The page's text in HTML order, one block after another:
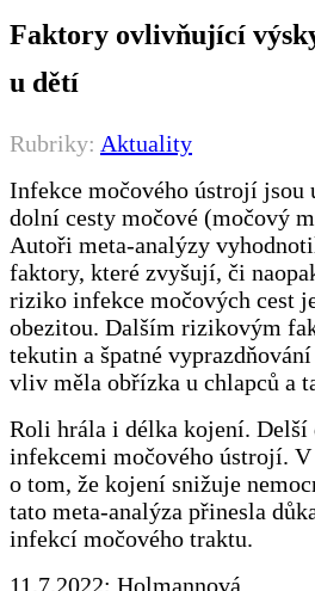
Faktory ovlivňující
u dětí
Rubriky: Aktuality
Infekce močového ústrojí jsou
dolní cesty močové (močový
Autoři meta-analýzy
faktory, které zvyšují, či
riziko infekce močových cest
obezitou. Dalším rizikovým
tekutin a špatné
vliv měla obřízka u chlapců a
Roli hrála i délka kojení. Delší
infekcemi močového ústrojí.
o tom, že kojení snižuje
tato meta-analýza přinesla
infekcí močového traktu.
11.7.2022; Holmannová